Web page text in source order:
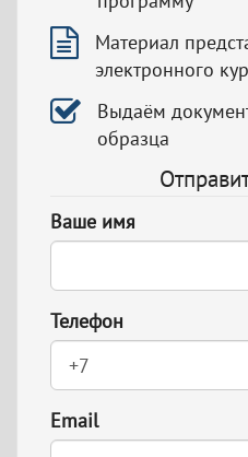
Материал
электронного
Выдаём
образца
Ваше имя
Телефон
Email